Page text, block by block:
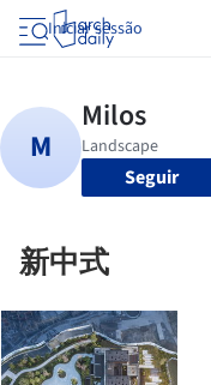
Iniciar sessão
Seguir
新中式